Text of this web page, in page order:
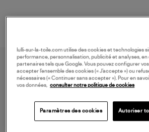
lulli-sur-la-toile.com utilise des cookies et technologies
performance, personnalisation, publicité et analyses,
partenaires tels que Google. Vous pouvez configurer
accepter l’ensemble des cookies (« J’accepte ») ou
nécessaires (« Continuer sans accepter »). Pour en
vos données, consulter notre politique de cookies
Paramètres des cookies Autoriser